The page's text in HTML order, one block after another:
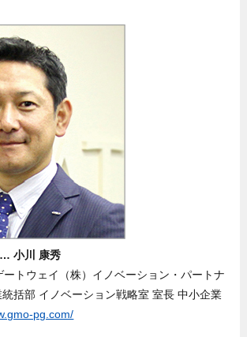
小川 康秀
トウェイ（株）イノベーション・パートナ
括部 イノベーション戦略室 室長 中小企業
pg.com/